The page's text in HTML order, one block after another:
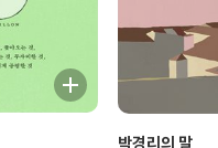
박경리의 말